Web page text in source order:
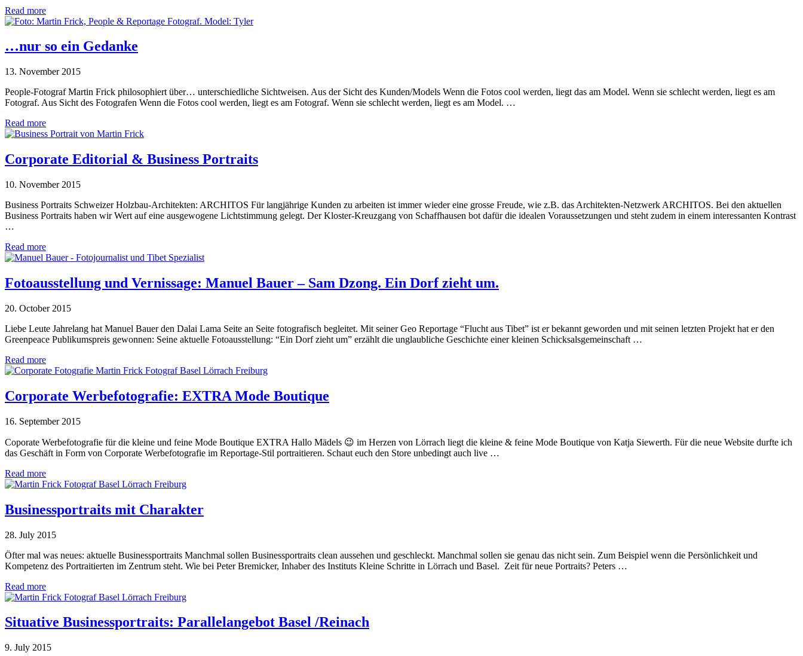
Read more
…nur so ein Gedanke
13. November 2015
People-Fotograf Martin Frick philosophiert über… unterschiedliche Sichtweisen. Aus der Sicht des Kunden/Models Wenn die Fotos cool werden, liegt das am Model. Wenn sie schlecht werden, liegt es am
Fotograf. Aus Sicht des Fotografen Wenn die Fotos cool werden, liegt es am Fotograf. Wenn sie schlecht werden, liegt es am Model. …
Read more
Corporate Editorial & Business Portraits
10. November 2015
Business Portraits Schweizer Holzbau-Architekten: ARCHITOS Für langjährige Kunden zu arbeiten ist immer wieder eine grosse Freude, wie z.B. das Architekten-Netzwerk ARCHITOS. Bei den aktuellen
Business Portraits haben wir Wert auf eine ausgewogene Lichtstimmung gelegt. Der Kloster-Kreuzgang von Schaffhausen bot dafür die idealen Voraussetzungen und steht zudem in einem interessanten Kontrast
…
Read more
Fotoausstellung und Vernissage: Manuel Bauer – Sam Dzong. Ein Dorf zieht um.
20. October 2015
Liebe Leute Jahrelang hat Manuel Bauer den Dalai Lama Seite an Seite fotografisch begleitet. Mit seiner Geo Reportage “Flucht aus Tibet” ist er bekannt geworden und mit seinen letzten Projekt hat er den
Greenpeace Publikumspreis gewonnen: Seine aktuelle Fotoausstellung: “Ein Dorf zieht um” erzählt die unglaubliche Geschichte einer kleinen Schicksalsgemeinschaft …
Read more
Corporate Werbefotografie: EXTRA Mode Boutique
16. September 2015
Coporate Werbefotografie für die kleine und feine Mode Boutique EXTRA Hallo Mädels 😉 im Herzen von Lörrach liegt die kleine & feine Mode Boutique von Katja Siewerth. Für die neue Website durfte ich
das Geschäft in Form von Corporate Werbefotografie im Reportage-Stil portraitieren. Schaut euch den Store unbedingt auch live …
Read more
Businessportraits mit Charakter
28. July 2015
Öfter mal was neues: aktuelle Businessportraits Manchmal sollen Businessportraits clean aussehen und geschleckt. Manchmal sollen sie genau das nicht sein. Zum Beispiel wenn die Persönlichkeit und
Kompetenz des Portraitierten im Zentrum steht. Wie bei Peter Bremicker, Inhaber des Instituts Kleine Schritte in Lörrach und Basel. Zeit für neue Portraits? Peters …
Read more
Situative Businessportraits: Parallelangebot Basel /Reinach
9. July 2015